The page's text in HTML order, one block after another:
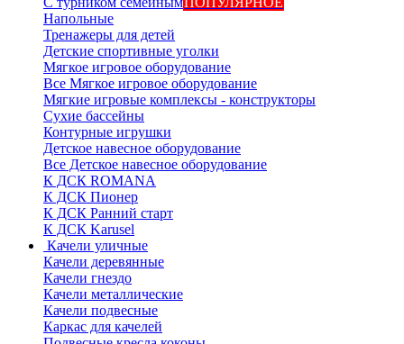
Напольные
Тренажеры для детей
Детские спортивные уголки
Мягкое игровое оборудование
Все Мягкое игровое оборудование
Мягкие игровые комплексы - конструкторы
Сухие бассейны
Контурные игрушки
Детское навесное оборудование
Все Детское навесное оборудование
К ДСК ROMANA
К ДСК Пионер
К ДСК Ранний старт
К ДСК Karusel
Качели уличные
Качели деревянные
Качели гнездо
Качели металлические
Качели подвесные
Каркас для качелей